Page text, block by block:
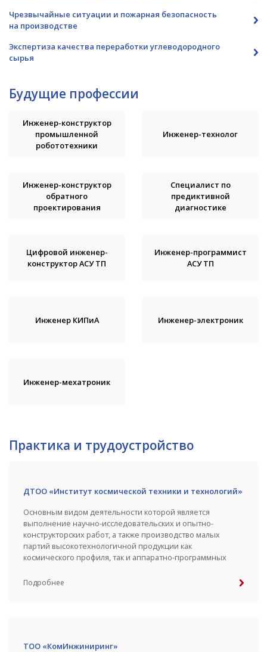
Чрезвычайные ситуации и пожарная безопасность
на производстве
Экспертиза качества переработки углеводородного
сырья
Будущие профессии
Инженер-конструктор
промышленной
робототехники
Инженер-технолог
Инженер-конструктор
обратного
проектирования
Специалист по
предиктивной
диагностике
Цифровой инженер-
конструктор АСУ ТП
Инженер-программист
АСУ ТП
Инженер КИПиА Инженер-электроник
Инженер-мехатроник
Практика и трудоустройство
ДТОО «Институт космической техники и технологий»
Основным видом деятельности которой является
выполнение научно-исследовательских и опытно-
конструкторских работ, а также производство малых
партий высокотехнологичной продукции как
космического профиля, так и аппаратно-программных
Республики Казахстан.
Подробнее
ТОО «КомИнжиниринг»